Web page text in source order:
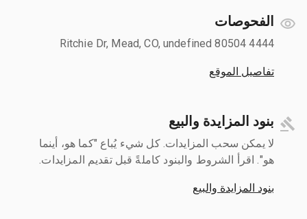
الفحوصات
4444 Ritchie Dr, Mead, CO, undefined 80504
تفاصيل الموقع
بنود المزايدة والبيع
لا يمكن سحب المزايدات. كل شيء يُباع "كما هو، أينما
هو". اقرأ الشروط والبنود كاملةً قبل تقديم المزايدات.
بنود المزايدة والبيع